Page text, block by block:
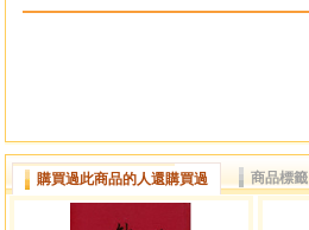
八字四柱起法
日光節約時間
精校彩色萬年曆
購買過此商品的人還購買過 商品標籤